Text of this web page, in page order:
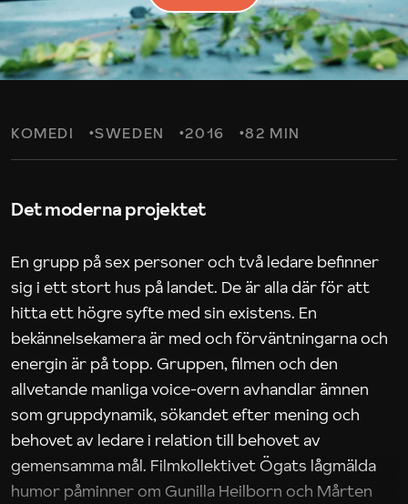
KOMEDI SWEDEN 2016 82 MIN
Det moderna projektet
En grupp på sex personer och två ledare befinner
sig i ett stort hus på landet. De är alla där för att
hitta ett högre syfte med sin existens. En
bekännelsekamera är med och förväntningarna och
energin är på topp. Gruppen, filmen och den
allvetande manliga voice-overn avhandlar ämnen
som gruppdynamik, sökandet efter mening och
behovet av ledare i relation till behovet av
gemensamma mål. Filmkollektivet Ögats lågmälda
humor påminner om Gunilla Heilborn och Mårten